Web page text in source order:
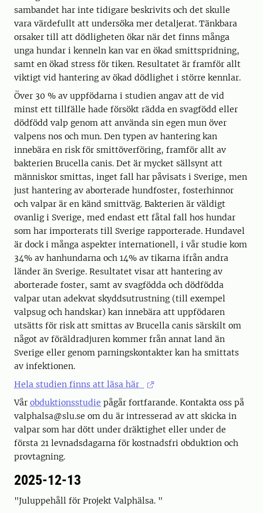
sambandet har inte tidigare beskrivits och det skulle
vara värdefullt att undersöka mer detaljerat. Tänkbara
orsaker till att dödligheten ökar när det finns många
unga hundar i kenneln kan var en ökad smittspridning,
samt en ökad stress för tiken. Resultatet är framför allt
viktigt vid hantering av ökad dödlighet i större kennlar.
Över 30 % av uppfödarna i studien angav att de vid
minst ett tillfälle hade försökt rädda en svagfödd eller
dödfödd valp genom att använda sin egen mun över
valpens nos och mun. Den typen av hantering kan
innebära en risk för smittöverföring, framför allt av
bakterien Brucella canis. Det är mycket sällsynt att
människor smittas, inget fall har påvisats i Sverige, men
just hantering av aborterade hundfoster, fosterhinnor
och valpar är en känd smittväg. Bakterien är väldigt
ovanlig i Sverige, med endast ett fåtal fall hos hundar
som har importerats till Sverige rapporterade. Hundavel
är dock i många aspekter internationell, i vår studie kom
34% av hanhundarna och 14% av tikarna ifrån andra
länder än Sverige. Resultatet visar att hantering av
aborterade foster, samt av svagfödda och dödfödda
valpar utan adekvat skyddsutrustning (till exempel
valpsug och handskar) kan innebära att uppfödaren
utsätts för risk att smittas av Brucella canis särskilt om
något av föräldradjuren kommer från annat land än
Sverige eller genom parningskontakter kan ha smittats
av infektionen.
Hela studien finns att läsa här
Vår obduktionsstudie pågår fortfarande. Kontakta oss på
valphalsa@slu.se om du är intresserad av att skicka in
valpar som har dött under dräktighet eller under de
första 21 levnadsdagarna för kostnadsfri obduktion och
provtagning.
2025-12-13
"Juluppehåll för Projekt Valphälsa. "